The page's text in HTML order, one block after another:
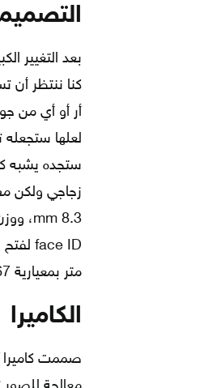
بعد التغيير
كنا ننتظر أن
متر بمعيارية IP67.
الكاميرا